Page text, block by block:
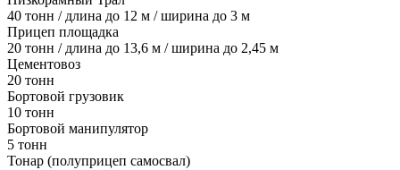
40 тонн / длина до 12 м / ширина до 3 м
Прицеп площадка
20 тонн / длина до 13,6 м / ширина до 2,45 м
Цементовоз
20 тонн
Бортовой грузовик
10 тонн
Бортовой манипулятор
5 тонн
Тонар (полуприцеп самосвал)